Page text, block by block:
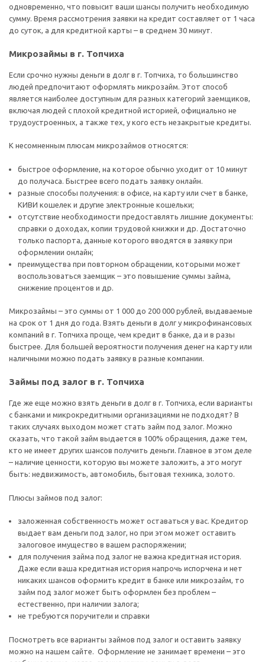
одновременно, что повысит ваши шансы получить необходимую
сумму. Время рассмотрения заявки на кредит составляет от 1 часа
до суток, а для кредитной карты – в среднем 30 минут.
Микрозаймы в г. Топчиха
Если срочно нужны деньги в долг в г. Топчиха, то большинство
людей предпочитают оформлять микрозайм. Этот способ
является наиболее доступным для разных категорий заемщиков,
включая людей с плохой кредитной историей, официально не
трудоустроенных, а также тех, у кого есть незакрытые кредиты.
К несомненным плюсам микрозаймов относятся:
быстрое оформление, на которое обычно уходит от 10 минут
до получаса. Быстрее всего подать заявку онлайн.
разные способы получения: в офисе, на карту или счет в банке,
КИВИ кошелек и другие электронные кошельки;
отсутствие необходимости предоставлять лишние документы:
справки о доходах, копии трудовой книжки и др. Достаточно
только паспорта, данные которого вводятся в заявку при
оформлении онлайн;
преимущества при повторном обращении, которыми может
воспользоваться заемщик – это повышение суммы займа,
снижение процентов и др.
Микрозаймы – это суммы от 1 000 до 200 000 рублей, выдаваемые
на срок от 1 дня до года. Взять деньги в долг у микрофинансовых
компаний в г. Топчиха проще, чем кредит в банке, да и в разы
быстрее. Для большей вероятности получения денег на карту или
наличными можно подать заявку в разные компании.
Займы под залог в г. Топчиха
Где же еще можно взять деньги в долг в г. Топчиха, если варианты
с банками и микрокредитными организациями не подходят? В
таких случаях выходом может стать займ под залог. Можно
сказать, что такой займ выдается в 100% обращения, даже тем,
кто не имеет других шансов получить деньги. Главное в этом деле
– наличие ценности, которую вы можете заложить, а это могут
быть: недвижимость, автомобиль, бытовая техника, золото.
Плюсы займов под залог:
заложенная собственность может оставаться у вас. Кредитор
выдает вам деньги под залог, но при этом может оставить
залоговое имущество в вашем распоряжении;
для получения займа под залог не важна кредитная история.
Даже если ваша кредитная история напрочь испорчена и нет
никаких шансов оформить кредит в банке или микрозайм, то
займ под залог может быть оформлен без проблем –
естественно, при наличии залога;
не требуются поручители и справки
Посмотреть все варианты займов под залог и оставить заявку
можно на нашем сайте. Оформление не занимает времени – это